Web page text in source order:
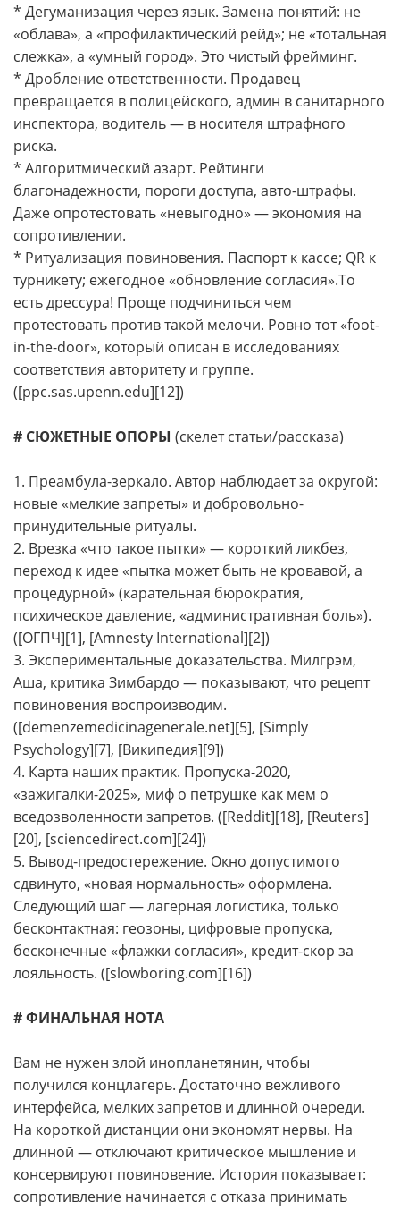
* Дегуманизация через язык. Замена понятий: не
«облава», а «профилактический рейд»; не «тотальная
слежка», а «умный город». Это чистый фрейминг.
* Дробление ответственности. Продавец
превращается в полицейского, админ в санитарного
инспектора, водитель — в носителя штрафного
риска.
* Алгоритмический азарт. Рейтинги
благонадежности, пороги доступа, авто-штрафы.
Даже опротестовать «невыгодно» — экономия на
сопротивлении.
* Ритуализация повиновения. Паспорт к кассе; QR к
турникету; ежегодное «обновление согласия».То
есть дрессура! Проще подчиниться чем
протестовать против такой мелочи. Ровно тот «foot-
in-the-door», который описан в исследованиях
соответствия авторитету и группе.
([ppc.sas.upenn.edu][12])
# СЮЖЕТНЫЕ ОПОРЫ (скелет статьи/рассказа)
1. Преамбула-зеркало. Автор наблюдает за округой:
новые «мелкие запреты» и добровольно-
принудительные ритуалы.
2. Врезка «что такое пытки» — короткий ликбез,
переход к идее «пытка может быть не кровавой, а
процедурной» (карательная бюрократия,
психическое давление, «административная боль»).
([ОГПЧ][1], [Amnesty International][2])
3. Экспериментальные доказательства. Милгрэм,
Аша, критика Зимбардо — показывают, что рецепт
повиновения воспроизводим.
([demenzemedicinagenerale.net][5], [Simply
Psychology][7], [Википедия][9])
4. Карта наших практик. Пропуска-2020,
«зажигалки-2025», миф о петрушке как мем о
вседозволенности запретов. ([Reddit][18], [Reuters]
[20], [sciencedirect.com][24])
5. Вывод-предостережение. Окно допустимого
сдвинуто, «новая нормальность» оформлена.
Следующий шаг — лагерная логистика, только
бесконтактная: геозоны, цифровые пропуска,
бесконечные «флажки согласия», кредит-скор за
лояльность. ([slowboring.com][16])
# ФИНАЛЬНАЯ НОТА
Вам не нужен злой инопланетянин, чтобы
получился концлагерь. Достаточно вежливого
интерфейса, мелких запретов и длинной очереди.
На короткой дистанции они экономят нервы. На
длинной — отключают критическое мышление и
консервируют повиновение. История показывает:
сопротивление начинается с отказа принимать